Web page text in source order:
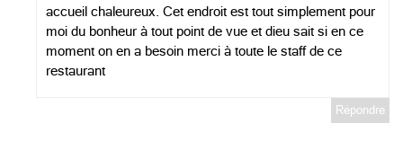
accueil chaleureux. Cet endroit est tout simplement pour
moi du bonheur à tout point de vue et dieu sait si en ce
moment on en a besoin merci à toute le staff de ce
restaurant
Répondre